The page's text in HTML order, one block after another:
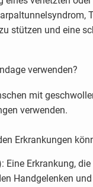
stützen und eine
verwenden?
mit
verwenden.
Erkrankungen
Eine Erkrankung,
Handgelenken